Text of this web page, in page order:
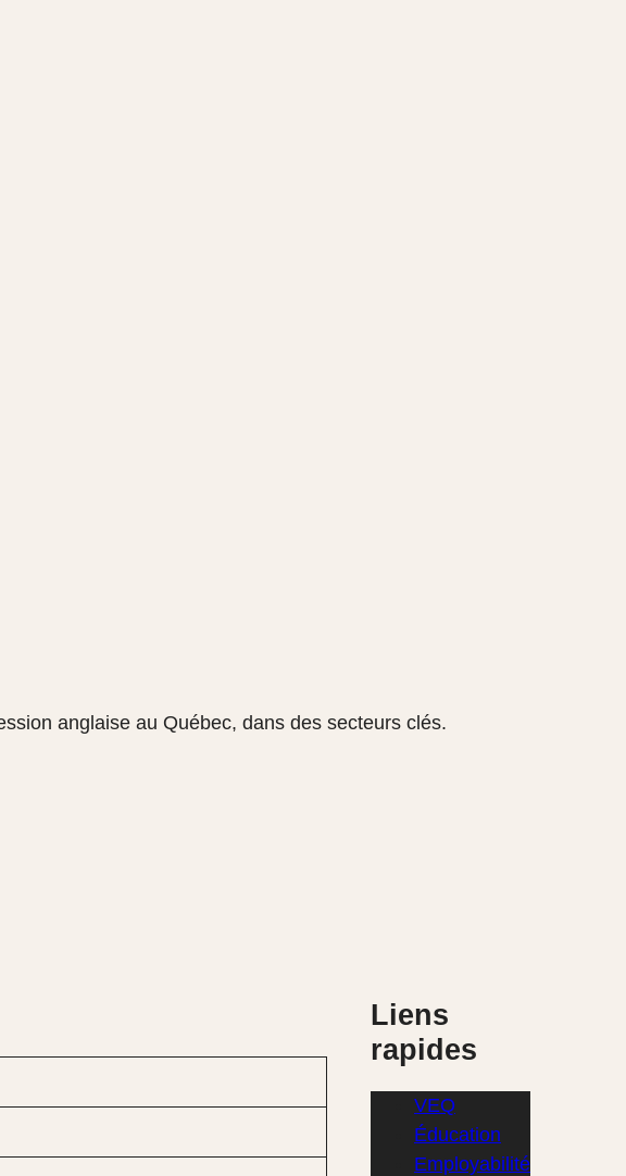
anglaise au Québec, dans des secteurs clés.
Liens
rapides
VEQ
Éducation
Employabilité